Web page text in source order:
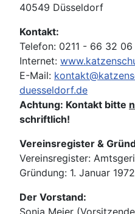
40549 Düsseldorf
Kontakt:
Telefon: 0211 - 66 32 06
Internet:
E-Mail:
duesseldorf.de
Achtung: Kontakt bitte
schriftlich!
Vereinsregister &
Vereinsregister:
Gründung: 1. Januar 1972
Der Vorstand:
Sonja Meier